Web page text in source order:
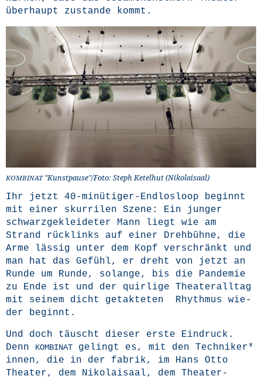
über­haupt zustan­de kommt.
KOMBINAT"Kunstpause"/Foto: Steph Ket­el­hut (Niko­lai­saal)
Ihr jetzt 40-minü­ti­ger-End­los­loop beginnt
mit einer skur­ri­len Sze­ne: Ein jun­ger
schwarz­ge­klei­de­ter Mann liegt wie am
Strand rück­links auf einer Dreh­büh­ne, die
Arme läs­sig unter dem Kopf ver­schränkt und
man hat das Gefühl, er dreht von jetzt an
Run­de um Run­de, solan­ge, bis die Pan­de­mie
zu Ende ist und der quir­li­ge Thea­ter­all­tag
mit sei­nem dicht getak­te­ten Rhyth­mus wie­
der beginnt.
Und doch täuscht die­ser ers­te Ein­druck.
Denn
KOMBINAT gelingt es, mit den Tech­ni­ker*
innen, die in der fabrik, im Hans Otto
Thea­ter, dem Niko­lai­saal, dem Thea­ter­